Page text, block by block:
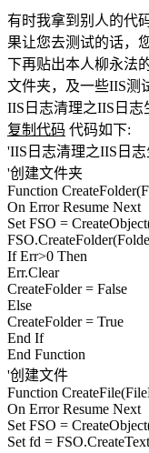
有时我拿到别人的代
果让您去测试的话，
下再贴出本人柳永法
文件夹，及一些IIS测
IIS日志清理之IIS日志
复制代码 代码如下:
'IIS日志清理之IIS日志
'创建文件夹
Function
On Error Resume Next
Set FSO =
If Err>0 Then
Err.Clear
CreateFolder = False
Else
CreateFolder = True
End If
End Function
'创建文件
Function
On Error Resume Next
Set FSO =
Set fd =